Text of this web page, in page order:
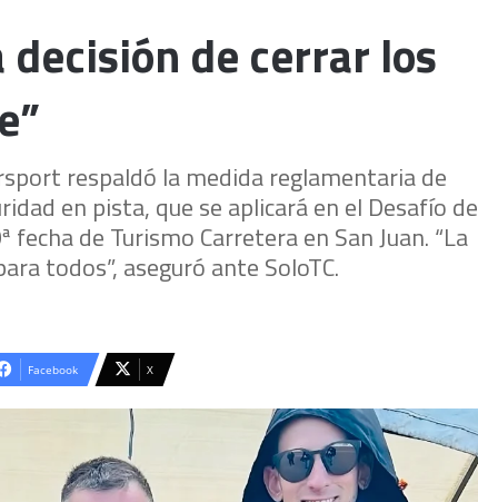
decisión de cerrar los
respaldó la medida reglamentaria de
en pista, que se aplicará en el Desafío de
de Turismo Carretera en San Juan. “La
todos”, aseguró ante SoloTC.
Facebook X